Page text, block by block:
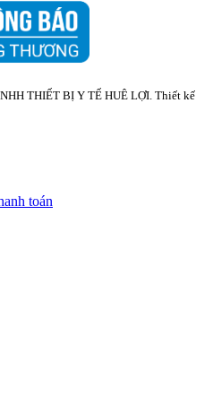
THIẾT BỊ Y TẾ HUÊ LỢI. Thiết kế
toán